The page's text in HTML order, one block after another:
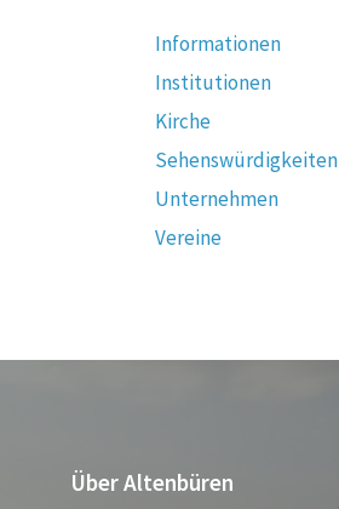
Informationen
Institutionen
Kirche
Sehenswürdigkeiten
Unternehmen
Vereine
Über Altenbüren